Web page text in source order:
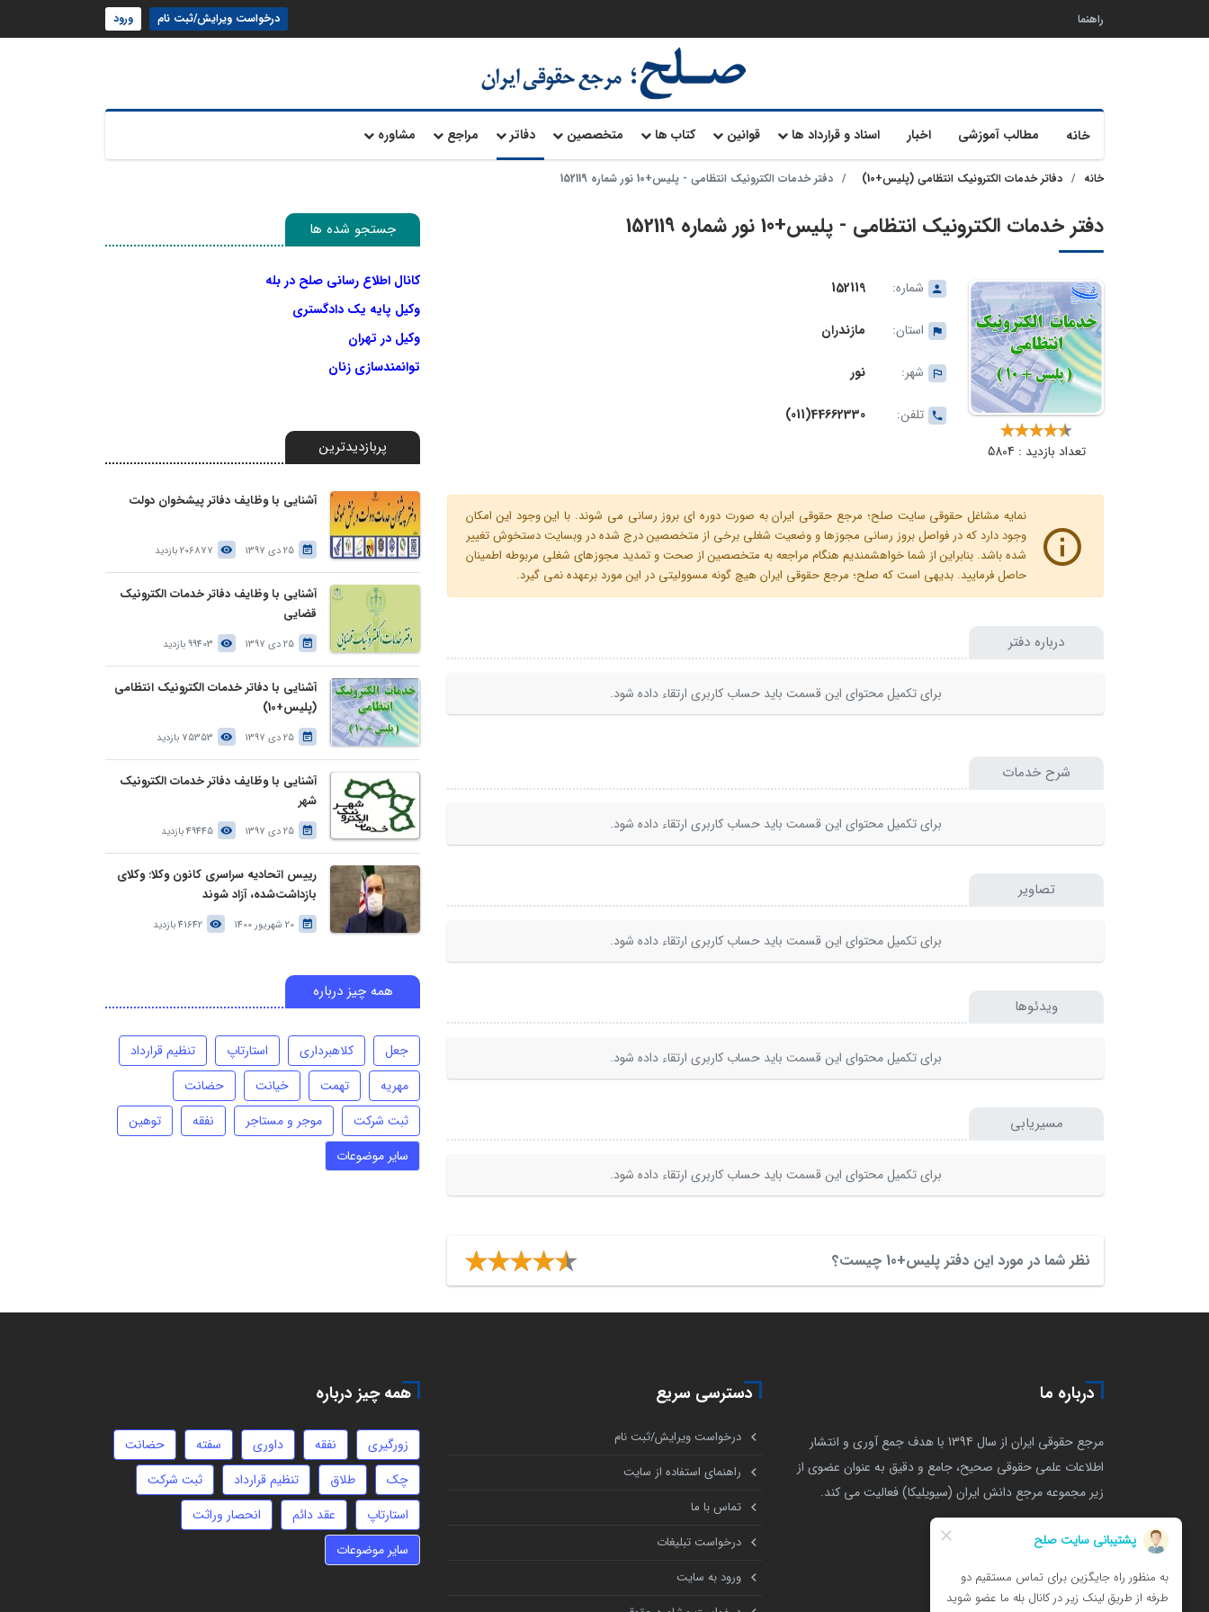
راهنما درخواست ویرایش/ثبت نام ورود
خانه مطالب آموزشی اخبار اسناد و قرارداد ها قوانین کتاب ها متخصصین دفاتر مراجع مشاوره
خانه دفاتر خدمات الکترونیک انتظامی (پلیس+10) دفتر خدمات الکترونیک انتظامی - پلیس+10 نور شماره 152119
دفتر خدمات الکترونیک انتظامی - پلیس+10 نور شماره 152119
تعداد بازدید : 5804
شماره: 152119
استان: مازندران
شهر: نور
تلفن: 44662330(011)
نمایه مشاغل حقوقی سایت صلح؛ مرجع حقوقی ایران به صورت دوره ای بروز رسانی می شوند. با این وجود این امکان
وجود دارد که در فواصل بروز رسانی مجوزها و وضعیت شغلی برخی از متخصصین درج شده در وبسایت دستخوش تغییر
شده باشد. بنابراین از شما خواهشمندیم هنگام مراجعه به متخصصین از صحت و تمدید مجوزهای شغلی مربوطه اطمینان
حاصل فرمایید. بدیهی است که صلح؛ مرجع حقوقی ایران هیچ گونه مسوولیتی در این مورد برعهده نمی گیرد.
درباره دفتر
برای تکمیل محتوای این قسمت باید حساب کاربری ارتقاء داده شود.
شرح خدمات
برای تکمیل محتوای این قسمت باید حساب کاربری ارتقاء داده شود.
تصاویر
برای تکمیل محتوای این قسمت باید حساب کاربری ارتقاء داده شود.
ویدئوها
برای تکمیل محتوای این قسمت باید حساب کاربری ارتقاء داده شود.
مسیریابی
برای تکمیل محتوای این قسمت باید حساب کاربری ارتقاء داده شود.
نظر شما در مورد این دفتر پلیس+10 چیست؟
جستجو شده ها
کانال اطلاع رسانی صلح در بله
وکیل پایه یک دادگستری
وکیل در تهران
توانمندسازی زنان
پربازدیدترین
آشنایی با وظایف دفاتر پیشخوان دولت
25 دی 1397 206877 بازدید
آشنایی با وظایف دفاتر خدمات الکترونیک
قضایی
25 دی 1397 99403 بازدید
آشنایی با دفاتر خدمات الکترونیک انتظامی
(پلیس+10)
25 دی 1397 75353 بازدید
آشنایی با وظایف دفاتر خدمات الکترونیک
شهر
25 دی 1397 49445 بازدید
رییس اتحادیه سراسری کانون وکلا: وکلای
بازداشت‌شده، آزاد شوند
20 شهریور 1400 41642 بازدید
همه چیز درباره
جعل کلاهبرداری استارتاپ
تنظیم قرارداد
مهریه
تهمت خیانت
حضانت
ثبت شرکت
موجر و مستاجر نفقه
توهین
سایر موضوعات
درباره ما
مرجع حقوقی ایران از سال 1394 با هدف جمع آوری و انتشار
اطلاعات علمی حقوقی صحیح، جامع و دقیق به عنوان عضوی از
زیر مجموعه مرجع دانش ایران (سیویلیکا) فعالیت می کند.
دسترسی سریع
درخواست ویرایش/ثبت نام
راهنمای استفاده از سایت
تماس با ما
درخواست تبلیغات
ورود به سایت
همه چیز درباره
زورگیری نفقه داوری سفته
حضانت
چک
طلاق تنظیم قرارداد
ثبت شرکت
استارتاپ
عقد دائم
انحصار وراثت
سایر موضوعات